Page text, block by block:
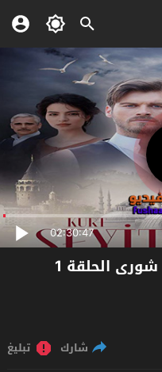
02:30:47
مشاهدة مسلسل سعيد و شورى الحلقة 1
شارك تبليغ